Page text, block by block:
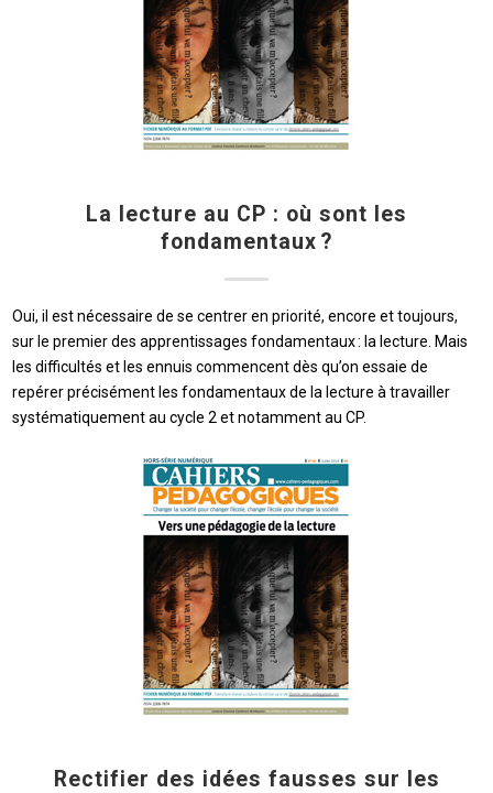
La lecture au CP : où sont les
fondamentaux ?
Oui, il est nécessaire de se centrer en priorité, encore et toujours,
sur le premier des apprentissages fondamentaux : la lecture. Mais
les difficultés et les ennuis commencent dès qu’on essaie de
repérer précisément les fondamentaux de la lecture à travailler
systématiquement au cycle 2 et notamment au CP.
Rectifier des idées fausses sur les